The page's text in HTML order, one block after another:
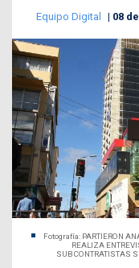
Equipo Digital 08
Fotografía: PARTIERON
REALIZA
SUBCONTRATISTAS